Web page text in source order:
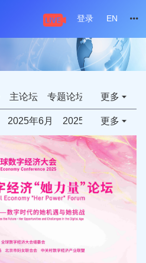
登录 EN
主论坛 专题论坛 特色活动
更多
2025年6月 2025年7月2日
更多